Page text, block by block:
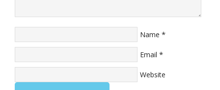
Name *
Email *
Website